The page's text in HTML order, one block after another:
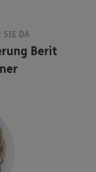
SIE DA
Berit